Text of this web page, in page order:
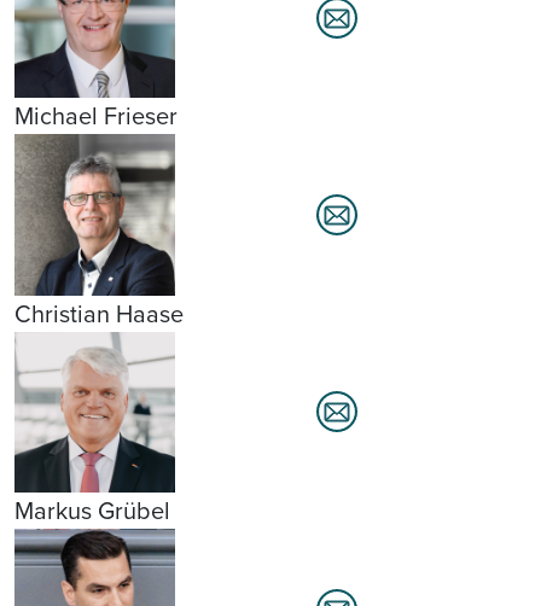
Michael Frieser
Christian Haase
Markus Grübel